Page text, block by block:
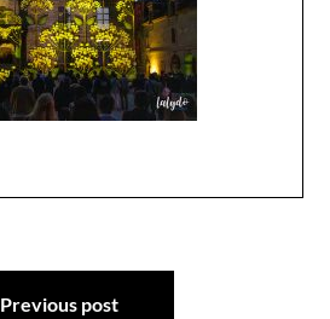
Previous post